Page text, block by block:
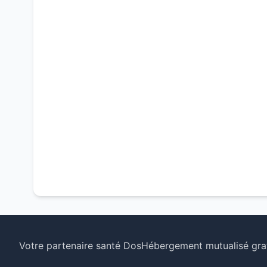
Votre partenaire santé DosHébergement mutualisé